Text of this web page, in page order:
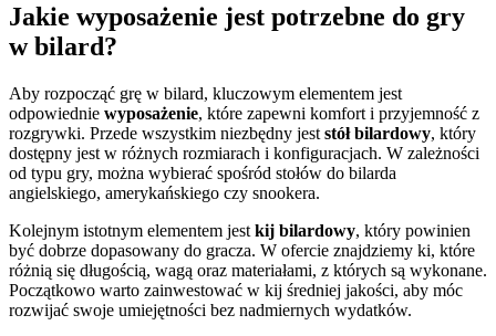
Jakie wyposażenie jest potrzebne do gry
w bilard?
Aby rozpocząć grę w bilard, kluczowym elementem jest
odpowiednie wyposażenie, które zapewni komfort i przyjemność z
rozgrywki. Przede wszystkim niezbędny jest stół bilardowy, który
dostępny jest w różnych rozmiarach i konfiguracjach. W zależności
od typu gry, można wybierać spośród stołów do bilarda
angielskiego, amerykańskiego czy snookera.
Kolejnym istotnym elementem jest kij bilardowy, który powinien
być dobrze dopasowany do gracza. W ofercie znajdziemy ki, które
różnią się długością, wagą oraz materiałami, z których są wykonane.
Początkowo warto zainwestować w kij średniej jakości, aby móc
rozwijać swoje umiejętności bez nadmiernych wydatków.